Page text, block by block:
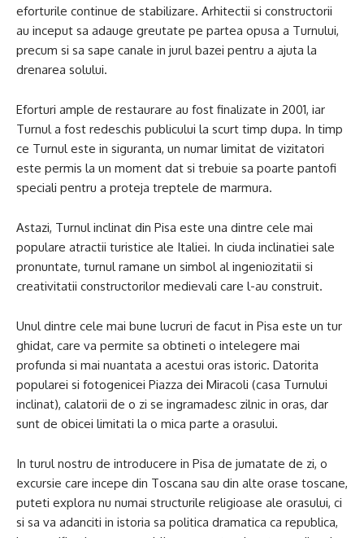
eforturile continue de stabilizare. Arhitectii si constructorii
au inceput sa adauge greutate pe partea opusa a Turnului,
precum si sa sape canale in jurul bazei pentru a ajuta la
drenarea solului.
Eforturi ample de restaurare au fost finalizate in 2001, iar
Turnul a fost redeschis publicului la scurt timp dupa. In timp
ce Turnul este in siguranta, un numar limitat de vizitatori
este permis la un moment dat si trebuie sa poarte pantofi
speciali pentru a proteja treptele de marmura.
Astazi, Turnul inclinat din Pisa este una dintre cele mai
populare atractii turistice ale Italiei. In ciuda inclinatiei sale
pronuntate, turnul ramane un simbol al ingeniozitatii si
creativitatii constructorilor medievali care l-au construit.
Unul dintre cele mai bune lucruri de facut in Pisa este un tur
ghidat, care va permite sa obtineti o intelegere mai
profunda si mai nuantata a acestui oras istoric. Datorita
popularei si fotogenicei Piazza dei Miracoli (casa Turnului
inclinat), calatorii de o zi se ingramadesc zilnic in oras, dar
sunt de obicei limitati la o mica parte a orasului.
In turul nostru de introducere in Pisa de jumatate de zi, o
excursie care incepe din Toscana sau din alte orase toscane,
puteti explora nu numai structurile religioase ale orasului, ci
si sa va adanciti in istoria sa politica dramatica ca republica,